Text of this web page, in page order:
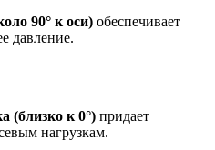
90° к оси) обеспечивает
давление.
(близко к 0°) придает
нагрузкам.